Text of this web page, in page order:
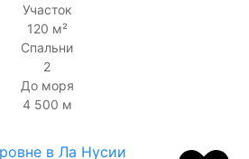
Участок
120 м²
Спальни
2
До моря
4 500 м
в Ла Нусии